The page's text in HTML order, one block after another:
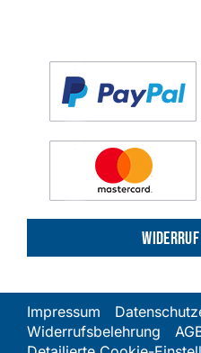
Impressum
Widerrufsbelehrung